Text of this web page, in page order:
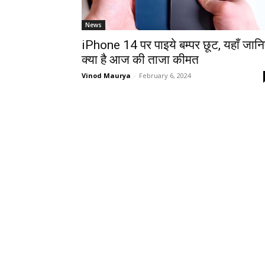
News
iPhone 14 पर पाइये बम्पर छूट, यहाँ
क्या है आज की ताजा कीमत
Vinod Maurya - February 6, 2024